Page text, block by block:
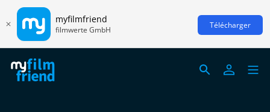
myfilmfriend
filmwerte GmbH Télécharger